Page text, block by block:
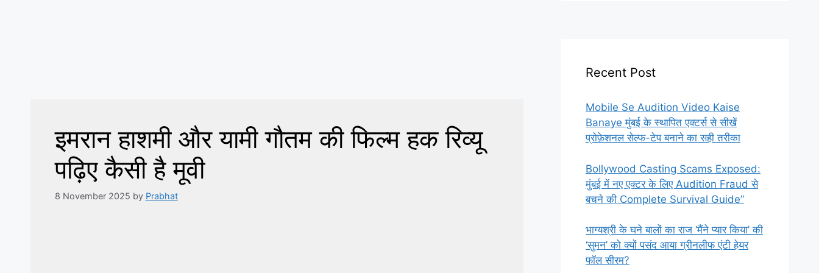
इमरान हाशमी और यामी गौतम की फिल्म हक रिव्यू
पढ़िए कैसी है मूवी
8 November 2025 by Prabhat
Recent Post
Mobile Se Audition Video Kaise
Banaye मुंबई के स्थापित एक्टर्स से सीखें
प्रोफ़ेशनल सेल्फ-टेप बनाने का सही तरीका
Bollywood Casting Scams Exposed:
मुंबई में नए एक्टर के लिए Audition Fraud से
बचने की Complete Survival Guide”
भाग्यश्री के घने बालों का राज ‘मैंने प्यार किया’ की
‘सुमन’ को क्यों पसंद आया ग्रीनलीफ एंटी हेयर
फॉल सीरम?